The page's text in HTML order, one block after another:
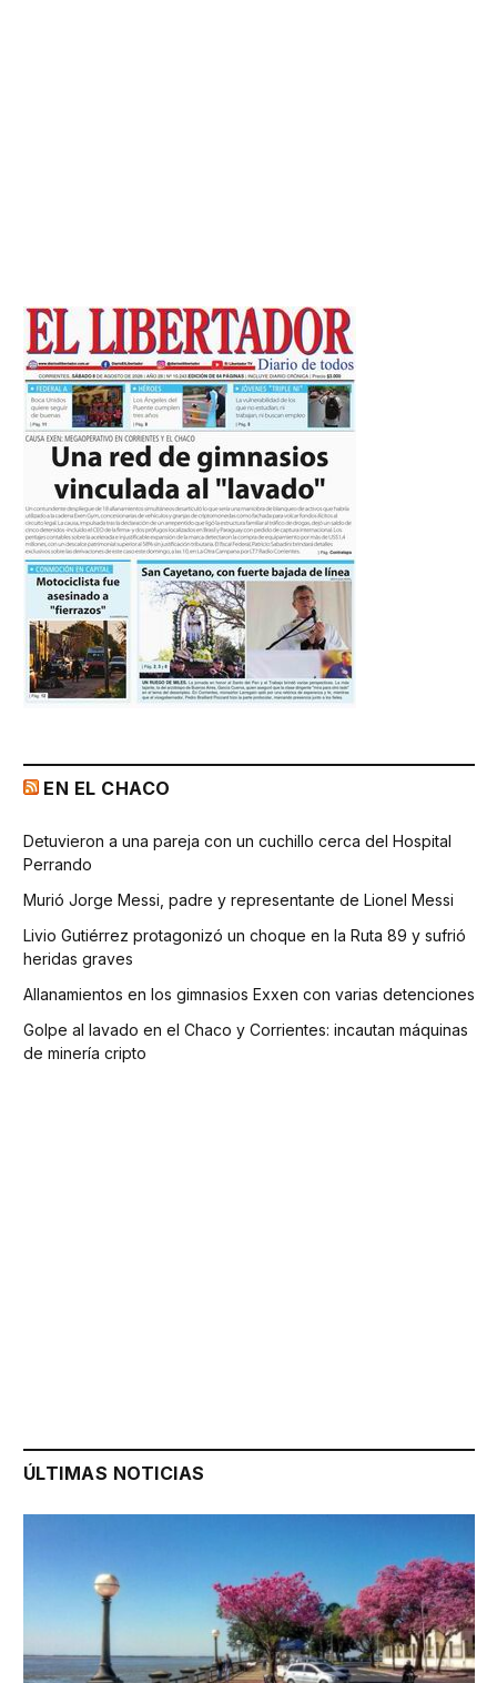
EN EL CHACO
Detuvieron a una pareja con un cuchillo cerca del Hospital
Perrando
Murió Jorge Messi, padre y representante de Lionel Messi
Livio Gutiérrez protagonizó un choque en la Ruta 89 y sufrió
heridas graves
Allanamientos en los gimnasios Exxen con varias detenciones
Golpe al lavado en el Chaco y Corrientes: incautan máquinas
de minería cripto
ÚLTIMAS NOTICIAS